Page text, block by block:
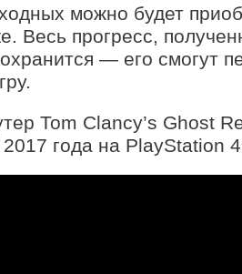
можно будет
Весь прогресс,
— его смогут
Tom Clancy’s Ghost
года на PlayStation